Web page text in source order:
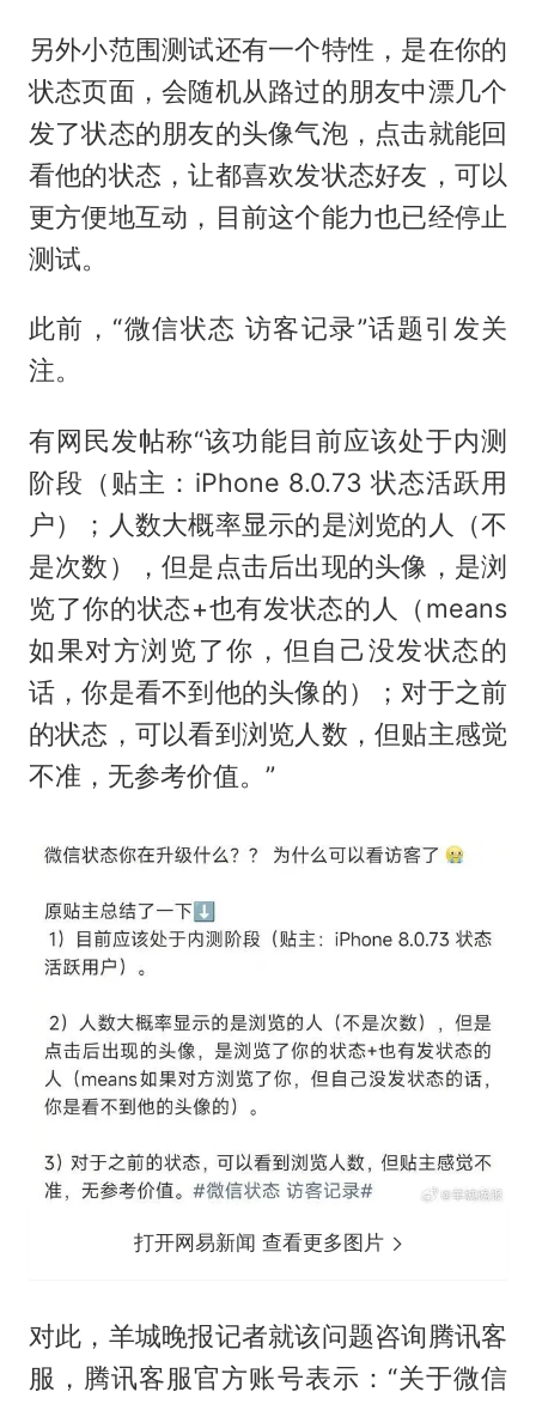
另外小范围测试还有一个特性，是在你的
状态页面，会随机从路过的朋友中漂几个
发了状态的朋友的头像气泡，点击就能回
看他的状态，让都喜欢发状态好友，可以
更方便地互动，目前这个能力也已经停止
测试。
此前，“微信状态 访客记录”话题引发关
注。
有网民发帖称“该功能目前应该处于内测
阶段（贴主：iPhone 8.0.73 状态活跃用
户）；人数大概率显示的是浏览的人（不
是次数），但是点击后出现的头像，是浏
览了你的状态+也有发状态的人（means
如果对方浏览了你，但自己没发状态的
话，你是看不到他的头像的）；对于之前
的状态，可以看到浏览人数，但贴主感觉
不准，无参考价值。”
打开网易新闻 查看更多图片
对此，羊城晚报记者就该问题咨询腾讯客
服，腾讯客服官方账号表示：“关于微信